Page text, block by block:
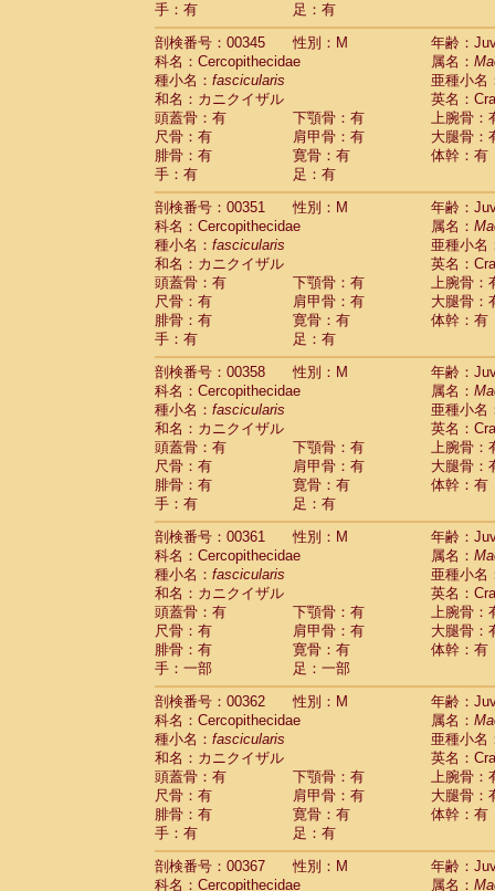
手：有
足：有
剖検番号：00345
性別：M
年齢：
科名：Cercopithecidae
属名：
種小名： fascicularis
亜種小名
和名：カニクイザル
英名：
頭蓋骨：有
下顎骨：有
上腕骨：
尺骨：有
肩甲骨：有
大腿骨：
腓骨：有
寛骨：有
体幹：有
手：有
足：有
剖検番号：00351
性別：M
年齢：
科名：Cercopithecidae
属名：
種小名： fascicularis
亜種小名
和名：カニクイザル
英名：
頭蓋骨：有
下顎骨：有
上腕骨：
尺骨：有
肩甲骨：有
大腿骨：
腓骨：有
寛骨：有
体幹：有
手：有
足：有
剖検番号：00358
性別：M
年齢：
科名：Cercopithecidae
属名：
種小名： fascicularis
亜種小名
和名：カニクイザル
英名：
頭蓋骨：有
下顎骨：有
上腕骨：
尺骨：有
肩甲骨：有
大腿骨：
腓骨：有
寛骨：有
体幹：有
手：有
足：有
剖検番号：00361
性別：M
年齢：
科名：Cercopithecidae
属名：
種小名： fascicularis
亜種小名
和名：カニクイザル
英名：
頭蓋骨：有
下顎骨：有
上腕骨：
尺骨：有
肩甲骨：有
大腿骨：
腓骨：有
寛骨：有
体幹：有
手：一部
足：一部
剖検番号：00362
性別：M
年齢：
科名：Cercopithecidae
属名：
種小名： fascicularis
亜種小名
和名：カニクイザル
英名：
頭蓋骨：有
下顎骨：有
上腕骨：
尺骨：有
肩甲骨：有
大腿骨：
腓骨：有
寛骨：有
体幹：有
手：有
足：有
剖検番号：00367
性別：M
年齢：
科名：Cercopithecidae
属名：